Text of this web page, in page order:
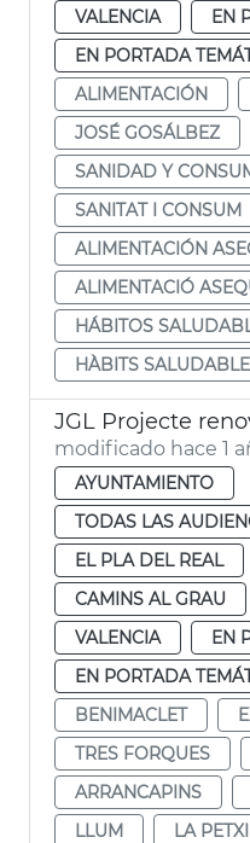
VALENCIA
EN
EN PORTADA
ALIMENTACIÓN
JOSÉ GOSÁLBEZ
SANIDAD Y
SANITAT I CONSUM
ALIMENTACIÓN
ALIMENTACIÓ
HÁBITOS
HÀBITS
modificado hace 1
AYUNTAMIENTO
TODAS LAS
EL PLA DEL REAL
CAMINS AL GRAU
VALENCIA
EN
EN PORTADA
BENIMACLET
TRES FORQUES
ARRANCAPINS
LLUM
LA